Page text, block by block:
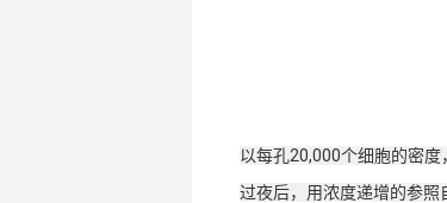
以每孔20,000个细胞的密
过夜后，用浓度递增的参